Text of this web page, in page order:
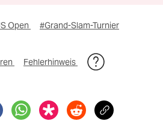
Open #Grand-Slam-Turnier
Fehlerhinweis